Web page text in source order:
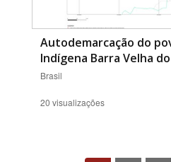
Autodemarcação do
Indígena Barra Velha
Brasil
20 visualizações